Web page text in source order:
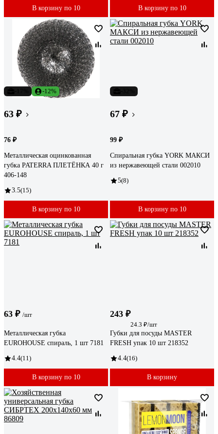
В корзину по 10 В корзину по 10
-12%
63 ₽
76 ₽
Металлическая оцинкованная
губка PATERRA ПЛЕТЁНКА 40 г
406-148
3.5(15)
В корзину по 10
67 ₽
99 ₽
Спиральная губка YORK МАКСИ
из нержавеющей стали 002010
5(8)
В корзину по 10
63 ₽ /шт
Металлическая губка
EUROHOUSE спираль, 1 шт 7181
4.4(11)
В корзину по 10
243 ₽
24.3 ₽/шт
Губки для посуды MASTER
FRESH упак 10 шт 218352
4.4(16)
В корзину